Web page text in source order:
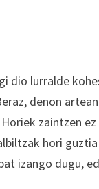
dio lurralde
denon artean
zaintzen ez
hori guztia
izango dugu,